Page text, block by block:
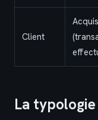
Client
Acquis
La